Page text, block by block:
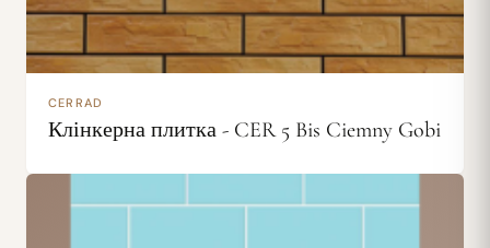
CERRAD
Клінкерна плитка - CER 5 Bis Ciemny Gobi